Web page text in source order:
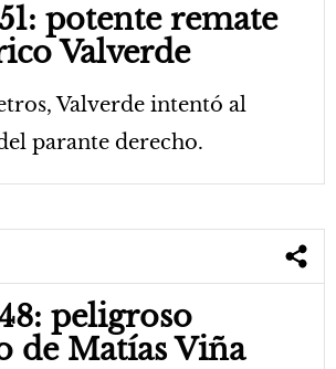
potente remate
Valverde
Valverde intentó al
parante derecho.
peligroso
de Matías Viña